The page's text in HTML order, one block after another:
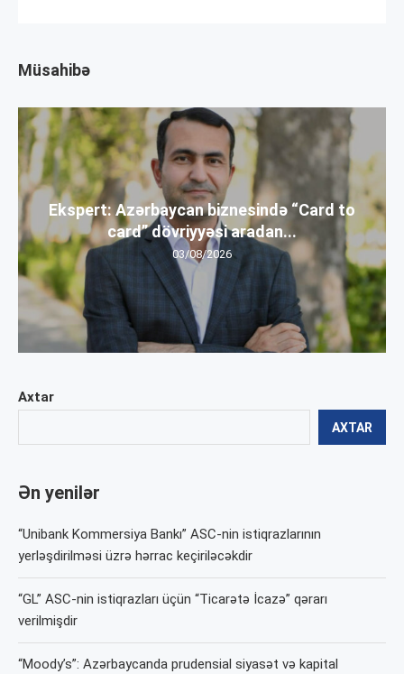
Axtar
AXTAR
Ən yenilər
“Unibank Kommersiya Bankı” ASC-nin istiqrazlarının
yerləşdirilməsi üzrə hərrac keçiriləcəkdir
“GL” ASC-nin istiqrazları üçün “Ticarətə İcazə” qərarı
verilmişdir
“Moody’s”: Azərbaycanda prudensial siyasət və kapital
Müsahibə
Ekspert: Azərbaycan biznesində “Card to
card” dövriyyəsi aradan...
03/08/2026